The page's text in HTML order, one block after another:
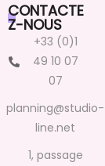
CONTACTE
Z-NOUS
+33 (0)1
49 10 07
07
planning@studio-
line.net
1, passage